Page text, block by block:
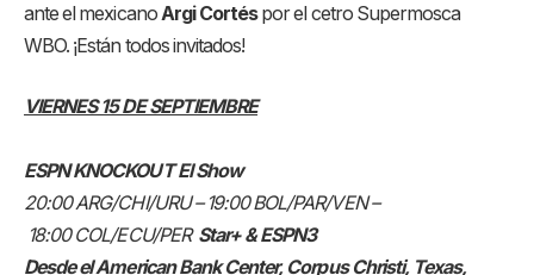
ante el mexicano Argi Cortéspor el cetro Supermosca
WBO. ¡Están todos invitados!
VIERNES 15 DE SEPTIEMBRE
ESPN KNOCKOUT El Show
20:00 ARG/CHI/URU – 19:00 BOL/PAR/VEN –
18:00 COL/ECU/PER Star+ & ESPN3
Desde el American Bank Center, Corpus Christi, Texas,